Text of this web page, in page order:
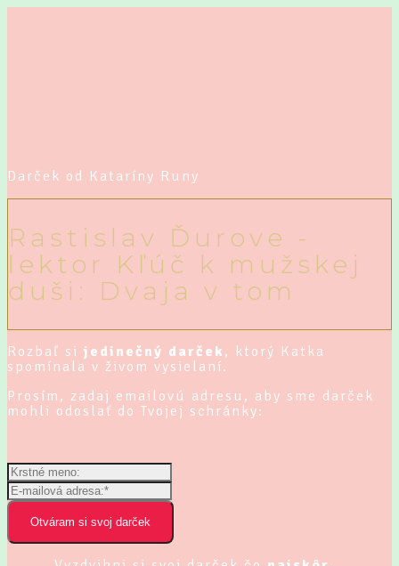
Darček od Kataríny Runy
Rastislav Ďurove -
lektor Kľúč k mužskej
duši: Dvaja v tom
Rozbaľ si jedinečný darček , ktorý Katka
spomínala v živom vysielaní.
Prosím, zadaj emailovú adresu, aby sme darček
mohli odoslať do Tvojej schránky:
Otváram si svoj darček